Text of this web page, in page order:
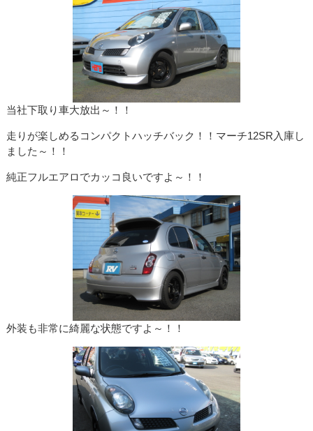
当社下取り車大放出～！！
走りが楽しめるコンパクトハッチバック！！マーチ12SR入庫し
ました～！！
純正フルエアロでカッコ良いですよ～！！
外装も非常に綺麗な状態ですよ～！！